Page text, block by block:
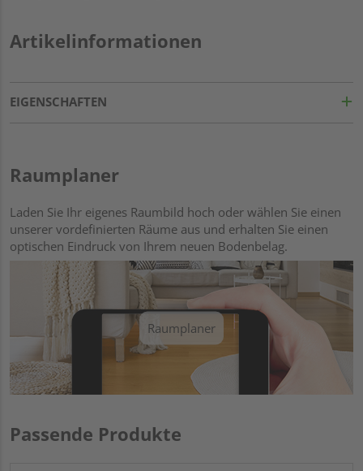
Artikelinformationen
EIGENSCHAFTEN
Raumplaner
Laden Sie Ihr eigenes Raumbild hoch oder wählen Sie einen
unserer vordefinierten Räume aus und erhalten Sie einen
optischen Eindruck von Ihrem neuen Bodenbelag.
Raumplaner
Passende Produkte